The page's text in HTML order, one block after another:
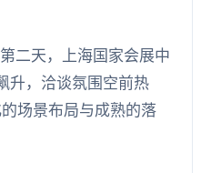
二天，上海国家会展中
升，洽谈氛围空前热
场景布局与成熟的落